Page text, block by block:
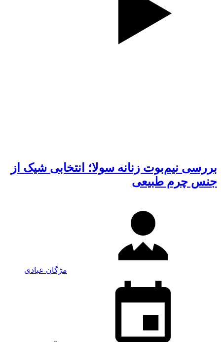
بررسی نیم‌بوت زنانه سولا؛ انتخابی شیک از
جنس چرم طبیعی
مژگان عبادی